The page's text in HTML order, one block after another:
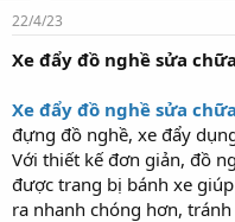
22/4/23
Xe đẩy đồ nghề sửa
Xe đẩy đồ nghề sửa chữa
đựng đồ nghề, xe đẩy
Với thiết kế đơn giản, đồ
được trang bị bánh xe
ra nhanh chóng hơn,